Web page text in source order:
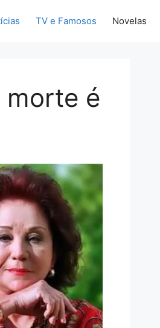
TV e Famosos Novelas
morte é